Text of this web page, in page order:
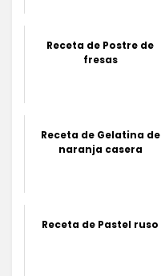
Receta de Postre de
fresas
Receta de Gelatina de
naranja casera
Receta de Pastel ruso